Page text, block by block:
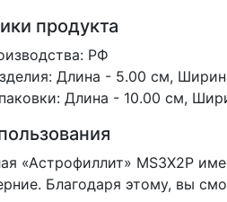
продукта
РФ
Длина - 5.00 см,
Длина - 10.00 см,
«Астрофиллит» MS3X2P
Благодаря этому, вы